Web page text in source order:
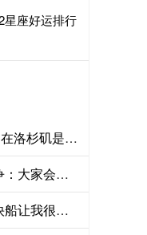
星座好运排行
168股票配资平台 八村塁：留在洛杉矶是最佳选择 期待和快船共塑文化
股票杠杆配资 哈珀谈队内竞争：大家会互相鞭策共同进步 这是绿军最可贵的地方
南京股票配资 八村塁：加盟快船让我很开心 在这里能冲击季后赛 争夺总冠军